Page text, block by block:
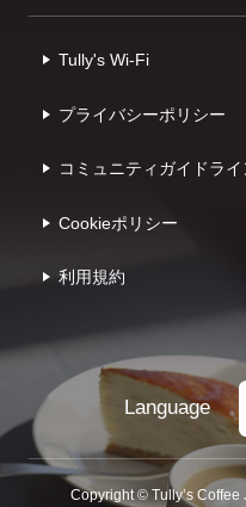
Tully's Wi-Fi
プライバシーポリシー
コミュニティガイドライ
Cookieポリシー
利⽤規約
Language
Copyright © Tullyʼs